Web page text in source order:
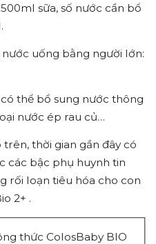
sữa, số nước cần bổ
uống bằng người lớn:
thể bổ sung nước thông
nước ép rau củ…
thời gian gần đây có
các bậc phụ huynh tin
rối loạn tiêu hóa cho con
2+ .
thức ColosBaby BIO